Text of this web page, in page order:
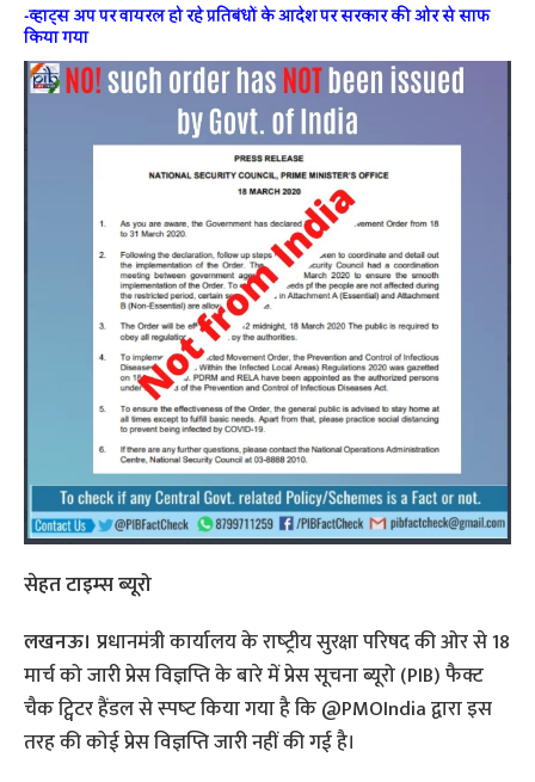
-व्‍हाट्स अप पर वायरल हो रहे प्रतिबंधों के आदेश पर सरकार की ओर से साफ
किया गया
सेहत टाइम्‍स ब्‍यूरो
लखनऊ।प्रधानमंत्री कार्यालय के राष्‍ट्रीय सुरक्षा परिषद की ओर से 18
मार्च को जारी प्रेस विज्ञप्ति के बारे में प्रेस सूचना ब्यूरो (PIB) फैक्ट
चैक ट्विटर हैंडल से स्‍पष्‍ट किया गया है कि @PMOIndia द्वारा इस
तरह की कोई प्रेस विज्ञप्ति जारी नहीं की गई है।